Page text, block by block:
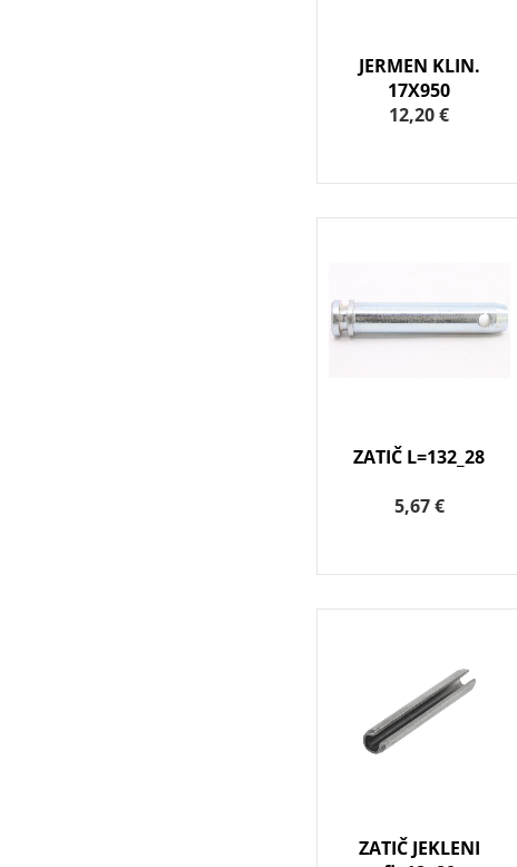
JERMEN KLIN.
17X950
12,20 €
ZATIČ L=132_28
5,67 €
ZATIČ JEKLENI